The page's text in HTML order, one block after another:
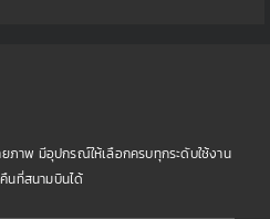
ภาพ มีอุปกรณ์ให้เลือกครบทุกระดับใช้งาน
นที่สนามบินได้